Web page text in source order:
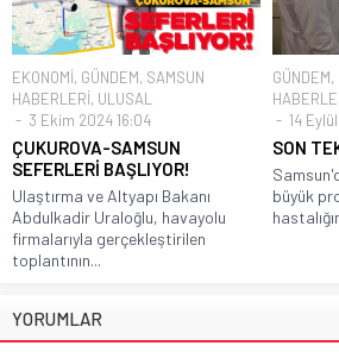
EKONOMİ, GÜNDEM, SAMSUN
HABERLERİ, ULUSAL
3 Ekim 2024 16:04
ÇUKUROVA-SAMSUN
SEFERLERİ BAŞLIYOR!
Ulaştırma ve Altyapı Bakanı
Abdulkadir Uraloğlu, havayolu
firmalarıyla gerçekleştirilen
toplantının...
GÜNDEM,
14
SON
büyük
YORUMLAR